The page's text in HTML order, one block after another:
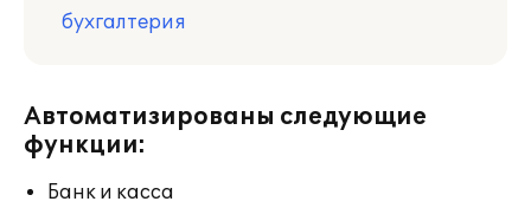
бухгалтерия
Автоматизированы следующие
функции:
Банк и касса